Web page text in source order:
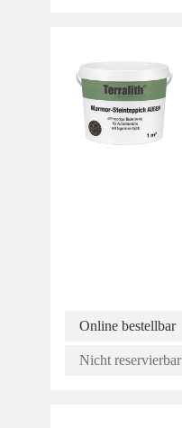
Online bestellbar
Nicht reservierbar